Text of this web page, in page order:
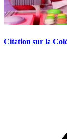
Citation sur la